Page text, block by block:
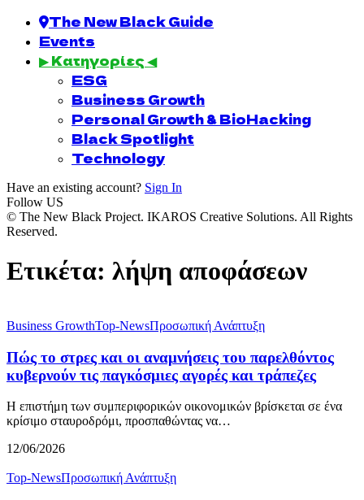
The New Black Guide
Events
▶ Κατηγορίες ◀
ESG
Business Growth
Personal Growth & BioHacking
Black Spotlight
Technology
Have an existing account? Sign In
Follow US
© The New Black Project. IKAROS Creative Solutions. All Rights
Reserved.
Ετικέτα: λήψη αποφάσεων
Business GrowthTop-NewsΠροσωπική Ανάπτυξη
Πώς το στρες και οι αναμνήσεις του παρελθόντος
κυβερνούν τις παγκόσμιες αγορές και τράπεζες
Η επιστήμη των συμπεριφορικών οικονομικών βρίσκεται σε ένα
κρίσιμο σταυροδρόμι, προσπαθώντας να…
12/06/2026
Top-NewsΠροσωπική Ανάπτυξη